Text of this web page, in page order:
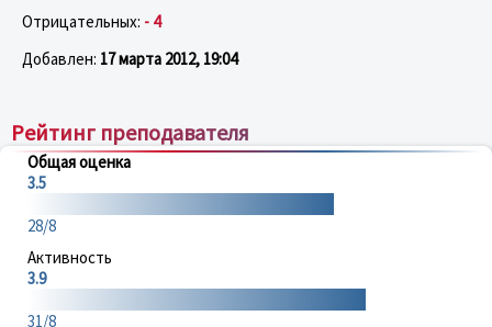
Отрицательных: - 4
Добавлен: 17 марта 2012, 19:04
Рейтинг преподавателя
Общая оценка
3.5
28/8
Активность
3.9
31/8